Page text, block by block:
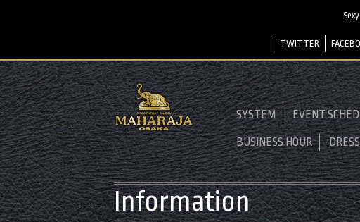
TWITTER
SYSTEM EVENT
BUSINESS HOUR
Information